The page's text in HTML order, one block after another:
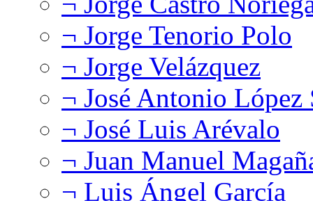
¬ Jorge Tenorio Polo
¬ Jorge Velázquez
¬ José Antonio López
¬ José Luis Arévalo
¬ Juan Manuel
¬ Luis Ángel García